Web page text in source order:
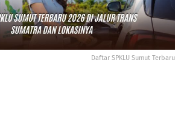
Daftar SPKLU Sumut Terbaru